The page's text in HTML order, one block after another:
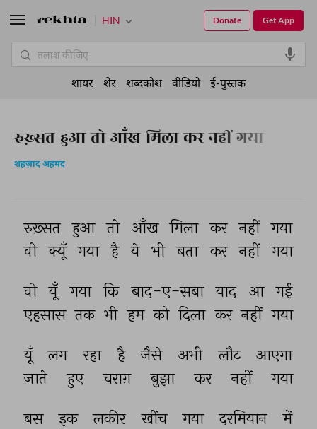
रुख़्सत हुआ तो आँख मिला कर नहीं गया
शहज़ाद अहमद
रुख़्सत हुआ तो आँख मिला कर नहीं गया
वो क्यूँ गया है ये भी बता कर नहीं गया
वो यूँ गया कि बाद-ए-सबा याद आ गई
एहसास तक भी हम को दिला कर नहीं गया
यूँ लग रहा है जैसे अभी लौट
आएगा
जाते
हुए चराग़ बुझा कर नहीं गया
बस इक लकीर खींच गया दरमियान
में
HIN Get App
Donate
शायर शेर शब्दकोश वीडियो ई-पुस्तक